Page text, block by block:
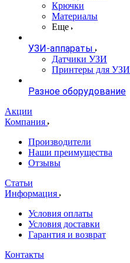
Крючки
Материалы
Еще
УЗИ-аппараты
Датчики УЗИ
Принтеры для УЗИ
Разное оборудование
Акции
Компания
Производители
Наши преимущества
Отзывы
Статьи
Информация
Условия оплаты
Условия доставки
Гарантия и возврат
Контакты